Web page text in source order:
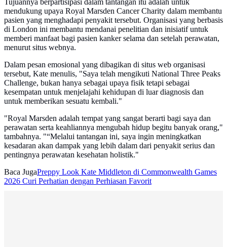
mendukung upaya Royal Marsden Cancer Charity dalam membantu
pasien yang menghadapi penyakit tersebut. Organisasi yang berbasis
di London ini membantu mendanai penelitian dan inisiatif untuk
memberi manfaat bagi pasien kanker selama dan setelah perawatan,
menurut situs webnya.
Dalam pesan emosional yang dibagikan di situs web organisasi
tersebut, Kate menulis, "Saya telah mengikuti National Three Peaks
Challenge, bukan hanya sebagai upaya fisik tetapi sebagai
kesempatan untuk menjelajahi kehidupan di luar diagnosis dan
untuk memberikan sesuatu kembali."
"Royal Marsden adalah tempat yang sangat berarti bagi saya dan
perawatan serta keahliannya mengubah hidup begitu banyak orang,"
tambahnya. "“Melalui tantangan ini, saya ingin meningkatkan
kesadaran akan dampak yang lebih dalam dari penyakit serius dan
pentingnya perawatan kesehatan holistik."
Baca JugaPreppy Look Kate Middleton di Commonwealth Games
2026 Curi Perhatian dengan Perhiasan Favorit